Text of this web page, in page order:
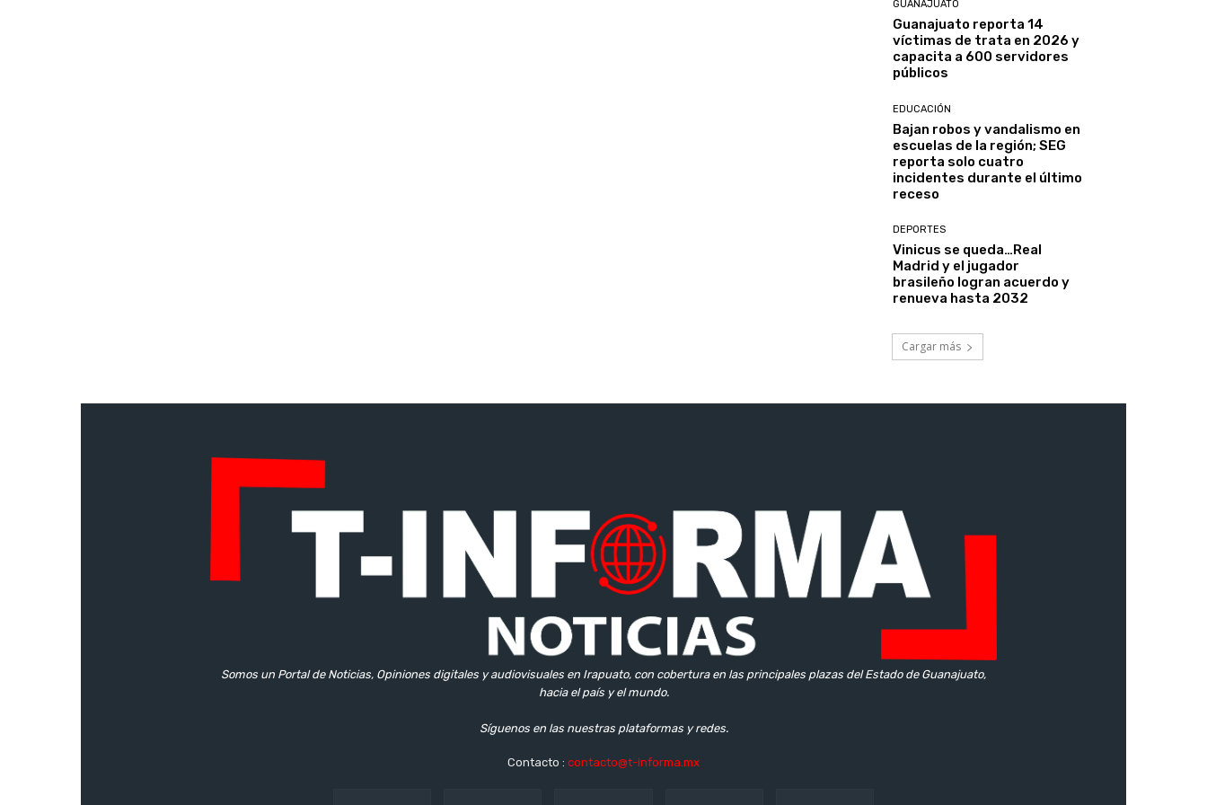
GUANAJUATO
Guanajuato reporta 14
víctimas de trata en 2026 y
capacita a 600 servidores
públicos
EDUCACIÓN
Bajan robos y vandalismo en
escuelas de la región; SEG
reporta solo cuatro
incidentes durante el último
receso
DEPORTES
Vinicus se queda…Real
Madrid y el jugador
brasileño logran acuerdo y
renueva hasta 2032
Cargar más
Somos un Portal de Noticias, Opiniones digitales y audiovisuales en Irapuato, con cobertura en las principales plazas del Estado de Guanajuato,
hacia el país y el mundo.
Síguenos en las nuestras plataformas y redes.
Contacto : contacto@t-informa.mx